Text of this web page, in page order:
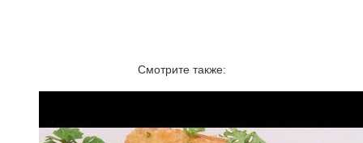
Смотрите также: